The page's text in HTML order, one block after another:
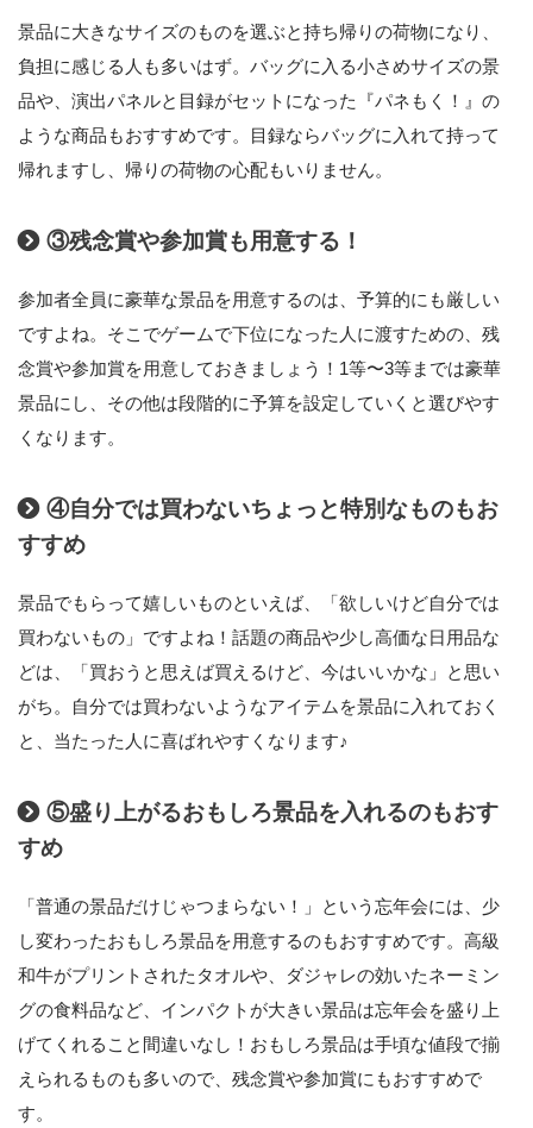
景品に大きなサイズのものを選ぶと持ち帰りの荷物になり、
負担に感じる人も多いはず。バッグに入る小さめサイズの景
品や、演出パネルと目録がセットになった『パネもく！』の
ような商品もおすすめです。目録ならバッグに入れて持って
帰れますし、帰りの荷物の心配もいりません。
③残念賞や参加賞も用意する！
参加者全員に豪華な景品を用意するのは、予算的にも厳しい
ですよね。そこでゲームで下位になった人に渡すための、残
念賞や参加賞を用意しておきましょう！1等〜3等までは豪華
景品にし、その他は段階的に予算を設定していくと選びやす
くなります。
④自分では買わないちょっと特別なものもお
すすめ
景品でもらって嬉しいものといえば、「欲しいけど自分では
買わないもの」ですよね！話題の商品や少し高価な日用品な
どは、「買おうと思えば買えるけど、今はいいかな」と思い
がち。自分では買わないようなアイテムを景品に入れておく
と、当たった人に喜ばれやすくなります♪
⑤盛り上がるおもしろ景品を入れるのもおす
すめ
「普通の景品だけじゃつまらない！」という忘年会には、少
し変わったおもしろ景品を用意するのもおすすめです。高級
和牛がプリントされたタオルや、ダジャレの効いたネーミン
グの食料品など、インパクトが大きい景品は忘年会を盛り上
げてくれること間違いなし！おもしろ景品は手頃な値段で揃
えられるものも多いので、残念賞や参加賞にもおすすめで
す。